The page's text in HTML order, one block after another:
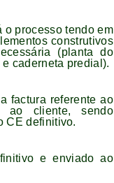
o processo tendo em
construtivos
(planta do
caderneta predial).
factura referente ao
ao cliente, sendo
CE definitivo.
e enviado ao